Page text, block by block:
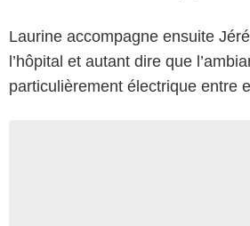
Laurine accompagne ensuite
l’hôpital et autant dire que
particulièrement électrique entre